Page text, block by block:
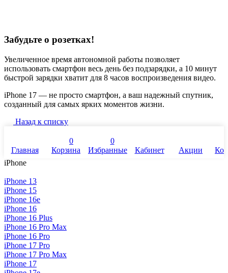
Забудьте о розетках!
Увеличенное время автономной работы позволяет
использовать смартфон весь день без подзарядки, а 10 минут
быстрой зарядки хватит для 8 часов воспроизведения видео.
iPhone 17 — не просто смартфон, а ваш надежный спутник,
созданный для самых ярких моментов жизни.
Назад к списку
Главная
0
Корзина
0
Избранные
Кабинет Акции
iPhone
iPhone 13
iPhone 15
iPhone 16e
iPhone 16
iPhone 16 Plus
iPhone 16 Pro Max
iPhone 16 Pro
iPhone 17 Pro
iPhone 17 Pro Max
iPhone 17